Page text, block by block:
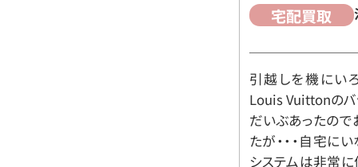
宅配買取
引越しを機にい
Louis Vuittonのバ
だいぶあったので
たが・・・自宅に
システムは非常に